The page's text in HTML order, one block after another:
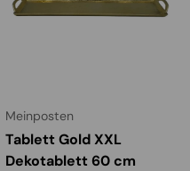
Meinposten
Tablett Gold XXL
Dekotablett 60 cm